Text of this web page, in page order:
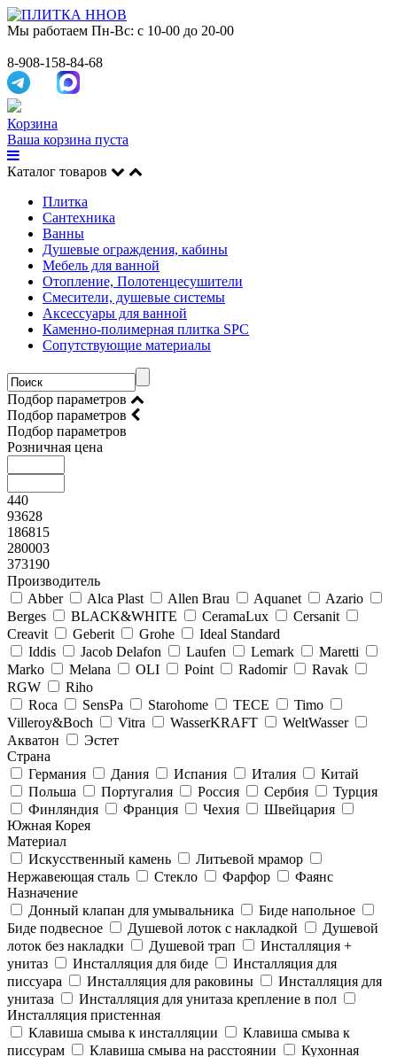
Мы работаем Пн-Вс: с 10-00 до 20-00
8-908-158-84-68
Корзина
Ваша корзина пуста
Каталог товаров
Плитка
Сантехника
Ванны
Душевые ограждения, кабины
Мебель для ванной
Отопление, Полотенцесушители
Смесители, душевые системы
Аксессуары для ванной
Каменно-полимерная плитка SPC
Сопутствующие материалы
Подбор параметров
Подбор параметров
Подбор параметров
Розничная цена
440
93628
186815
280003
373190
Производитель
Abber
Alca Plast Allen Brau Aquanet
Azario
Berges
BLACK&WHITE CeramaLux
Cersanit
Creavit
Geberit Grohe
Ideal Standard
Iddis
Jacob Delafon Laufen Lemark
Maretti
Marko
Melana OLI Point Radomir
Ravak
RGW
Riho
Roca
SensPa Starohome TECE
Timo
Villeroy&Boсh
Vitra WasserKRAFT
WeltWasser
Акватон
Эстет
Страна
Германия
Дания Испания Италия
Китай
Польша
Португалия Россия Сербия
Турция
Финляндия
Франция Чехия
Швейцария
Южная Корея
Материал
Искусственный камень
Литьевой мрамор
Нержавеющая сталь
Стекло Фарфор
Фаянс
Назначение
Донный клапан для умывальника
Биде напольное
Биде подвесное
Душевой лоток с накладкой
Душевой
лоток без накладки
Душевой трап
Инсталляция +
унитаз
Инсталляция для биде
Инсталляция для
писсуара
Инсталляция для раковины
Инсталляция для
унитаза
Инсталляция для унитаза крепление в пол
Инсталляция пристенная
Клавиша смыва к инсталляции
Клавиша смыва к
писсурам
Клавиша смыва на расстоянии
Кухонная